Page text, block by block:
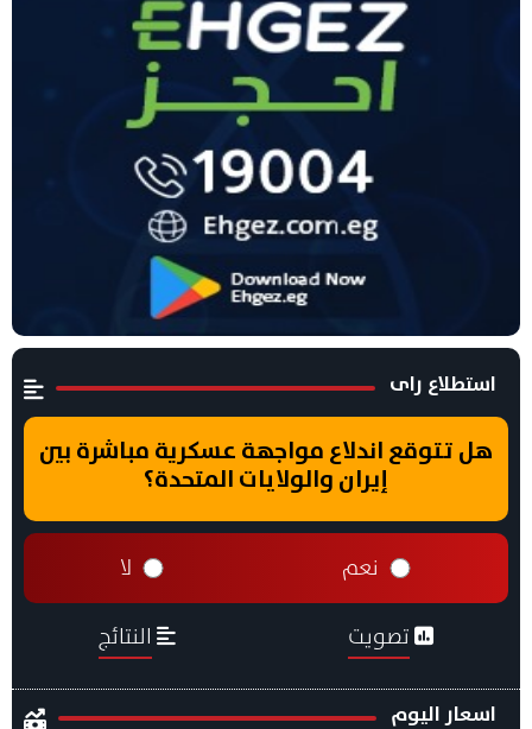
استطلاع راى
هل تتوقع اندلاع مواجهة عسكرية مباشرة بين
إيران والولايات المتحدة؟
نعم لا
تصويت النتائج
اسعار اليوم